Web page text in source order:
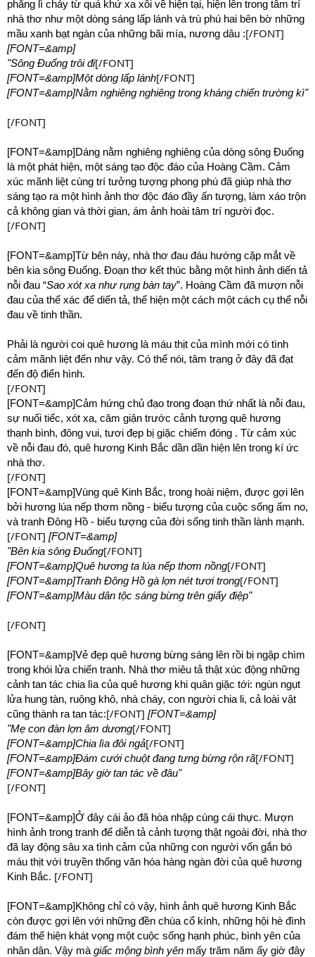
phẳng lì chảy từ quá khứ xa xôi về hiện tại, hiện lên trong tâm trí
nhà thơ như một dòng sáng lấp lánh và trù phú hai bên bờ những
mầu xanh bạt ngàn của những bãi mía, nương dâu :[/FONT]
[FONT=&amp]
"Sông Đuống trôi đi[/FONT]
[FONT=&amp]Một dòng lấp lánh[/FONT]
[FONT=&amp]Nằm nghiêng nghiêng trong kháng chiến trường kì"
[/FONT]
[FONT=&amp]Dáng nằm nghiêng nghiêng của dòng sông Đuống
là một phát hiện, một sáng tạo độc đáo của Hoàng Cầm. Cảm
xúc mãnh liệt cùng trí tưởng tượng phong phú đã giúp nhà thơ
sáng tạo ra một hình ảnh thơ độc đáo đầy ấn tượng, làm xáo trộn
cả không gian và thời gian, ám ảnh hoài tâm trí người đọc.
[/FONT]
[FONT=&amp]Từ bên này, nhà thơ đau đáu hướng cặp mắt về
bên kia sông Đuống. Đoạn thơ kết thúc bằng một hình ảnh diến tả
nỗi đau “Sao xót xa như rụng bàn tay”. Hoàng Cầm đã mượn nỗi
đau của thể xác để diến tả, thể hiện một cách một cách cụ thể nỗi
đau về tinh thần.
Phải là người coi quê hương là máu thịt của mình mới có tình
cảm mãnh liệt đến như vậy. Có thể nói, tâm trạng ở đây đã đạt
đến độ điển hình.
[/FONT]
[FONT=&amp]Cảm hứng chủ đạo trong đoạn thứ nhất là nỗi đau,
sự nuối tiếc, xót xa, căm giận trước cảnh tượng quê hương
thanh bình, đông vui, tươi đẹp bị giặc chiếm đóng . Từ cảm xúc
về nỗi đau đó, quê hương Kinh Bắc dần dần hiện lên trong kí ức
nhà thơ.
[/FONT]
[FONT=&amp]Vùng quê Kinh Bắc, trong hoài niệm, được gợi lên
bởi hương lúa nếp thơm nồng - biểu tượng của cuộc sống ấm no,
và tranh Đông Hồ - biểu tượng của đời sống tinh thần lành mạnh.
[/FONT] [FONT=&amp]
"Bên kia sông Đuống[/FONT]
[FONT=&amp]Quê hương ta lúa nếp thơm nồng[/FONT]
[FONT=&amp]Tranh Đông Hồ gà lợn nét tươi trong[/FONT]
[FONT=&amp]Màu dân tộc sáng bừng trên giấy điệp"
[/FONT]
[FONT=&amp]Vẻ đẹp quê hương bừng sáng lên rồi bị ngập chìm
trong khói lửa chiến tranh. Nhà thơ miêu tả thật xúc động những
cảnh tan tác chia lìa của quê hương khi quân giặc tới: ngùn ngụt
lửa hung tàn, ruộng khô, nhà cháy, con người chia li, cả loài vật
cũng thành ra tan tác:[/FONT] [FONT=&amp]
"Mẹ con đàn lợn âm dương[/FONT]
[FONT=&amp]Chia lìa đôi ngả[/FONT]
[FONT=&amp]Đám cưới chuột đang tưng bừng rộn rã[/FONT]
[FONT=&amp]Bây giờ tan tác về đâu"
[/FONT]
[FONT=&amp]Ở đây cái ảo đã hòa nhập cùng cái thực. Mượn
hình ảnh trong tranh để diễn tả cảnh tượng thật ngoài đời, nhà thơ
đã lay động sâu xa tình cảm của những con người vốn gắn bó
máu thịt với truyền thống văn hóa hàng ngàn đời của quê hương
Kinh Bắc. [/FONT]
[FONT=&amp]Không chỉ có vậy, hình ảnh quê hương Kinh Bắc
còn được gợi lên với những đền chùa cổ kính, những hội hè đình
đám thể hiện khát vọng một cuộc sống hạnh phúc, bình yên của
nhân dân. Vậy mà giấc mộng bình yên mấy trăm năm ấy giờ đây